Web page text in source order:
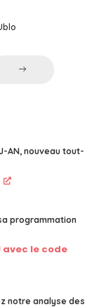
AN, nouveau tout-
programmation
avec le code
notre analyse des